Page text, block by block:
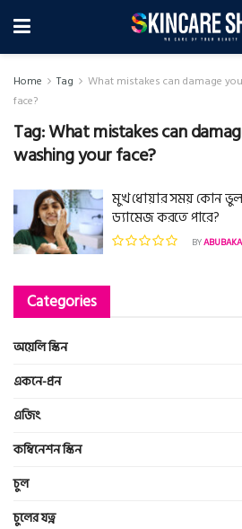
Home Tag
What mistakes can damage
face?
Tag:What mistakes can
washing your face?
মুখ ধোয়ার সময় কোন
ড্যামেজ করতে পারে?
BY
Categories
অয়েলি স্কিন
একনে-প্রন
এজিং
কম্বিনেশন স্কিন
চুল
চুলের যত্ন